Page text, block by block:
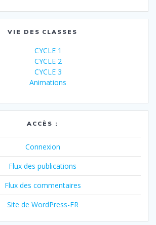
VIE DES CLASSES
CYCLE 1
CYCLE 2
CYCLE 3
Animations
ACCÈS :
Connexion
Flux des publications
Flux des commentaires
Site de WordPress-FR